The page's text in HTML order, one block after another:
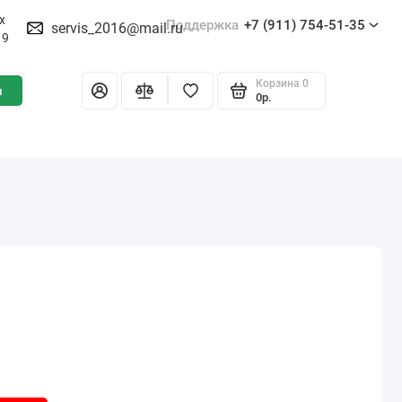
servis_2016@mail.ruПоддержка +7 (911) 754-51-35
Корзина 0
0р.